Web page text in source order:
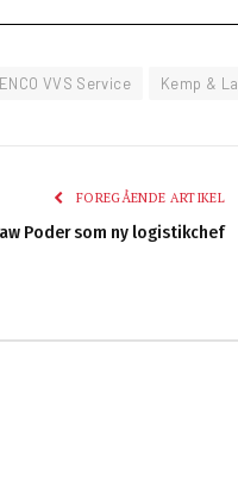
ENCO VVS Service Kemp &
FOREGÅENDE ARTIKEL
Poder som ny logistikchef